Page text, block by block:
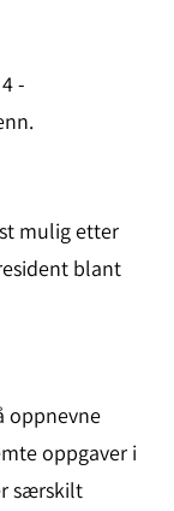
4
mulig etter
blant
oppnevne
oppgaver i
særskilt